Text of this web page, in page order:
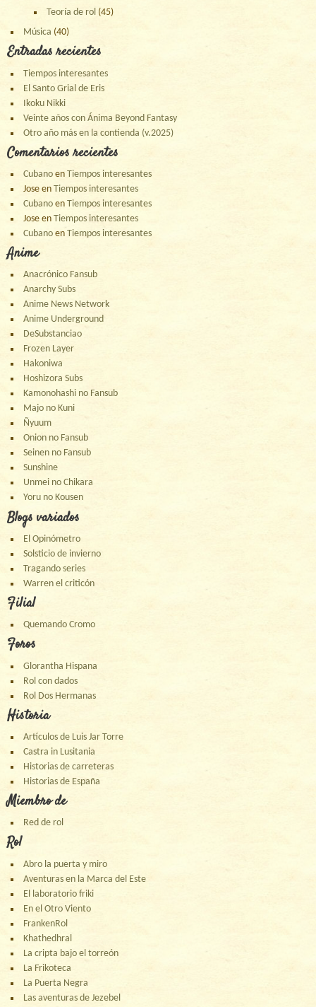
Teoría de rol (45)
Música (40)
Entradas recientes
Tiempos interesantes
El Santo Grial de Eris
Ikoku Nikki
Veinte años con Ánima Beyond Fantasy
Otro año más en la contienda (v.2025)
Comentarios recientes
Cubano enTiempos interesantes
Jose enTiempos interesantes
Cubano enTiempos interesantes
Jose enTiempos interesantes
Cubano enTiempos interesantes
Anime
Anacrónico Fansub
Anarchy Subs
Anime News Network
Anime Underground
DeSubstanciao
Frozen Layer
Hakoniwa
Hoshizora Subs
Kamonohashi no Fansub
Majo no Kuni
Ñyuum
Onion no Fansub
Seinen no Fansub
Sunshine
Unmei no Chikara
Yoru no Kousen
Blogs variados
El Opinómetro
Solsticio de invierno
Tragando series
Warren el criticón
Filial
Quemando Cromo
Foros
Glorantha Hispana
Rol con dados
Rol Dos Hermanas
Historia
Artículos de Luis Jar Torre
Castra in Lusitania
Historias de carreteras
Historias de España
Miembro de
Red de rol
Rol
Abro la puerta y miro
Aventuras en la Marca del Este
El laboratorio friki
En el Otro Viento
FrankenRol
Khathedhral
La cripta bajo el torreón
La Frikoteca
La Puerta Negra
Las aventuras de Jezebel